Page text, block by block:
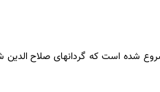
شده است که گردانهای صلاح الدین